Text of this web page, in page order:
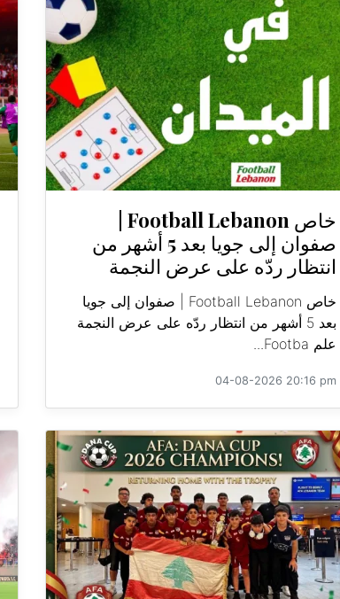
صفوان إلى جويا بعد 5 أشهر من
انتظار ردّه على عرض النجمة
خاص Football Lebanon | صفوان إلى جويا
بعد 5 أشهر من انتظار ردّه على عرض النجمة
علم Footba...
04-08-2026 20:16 pm